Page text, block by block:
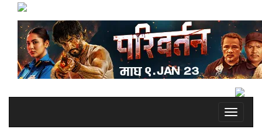
Toggle